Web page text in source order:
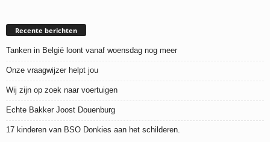
Recente berichten
Tanken in België loont vanaf woensdag nog meer
Onze vraagwijzer helpt jou
Wij zijn op zoek naar voertuigen
Echte Bakker Joost Douenburg
17 kinderen van BSO Donkies aan het schilderen.